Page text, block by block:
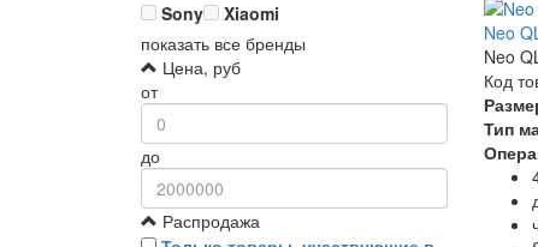
Sony
Xiaomi
показать все бренды
Цена, руб
от
до
Распродажа
Neo
Neo
Код
Тип